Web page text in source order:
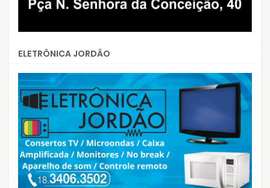
ELETRÔNICA JORDÃO